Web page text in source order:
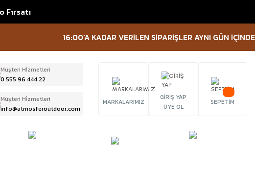
Fırsatı
16:00'A KADAR VERİLEN SİPARİŞLER AYNI GÜN İÇİNDE
Müşteri Hi̇zmetleri
0 555 96 444 22
Müşteri Hi̇zmetleri
info@atmosferoutdoor.com
MARKALARIMIZ
GİRİŞ YAP
ÜYE OL
SEPETİM